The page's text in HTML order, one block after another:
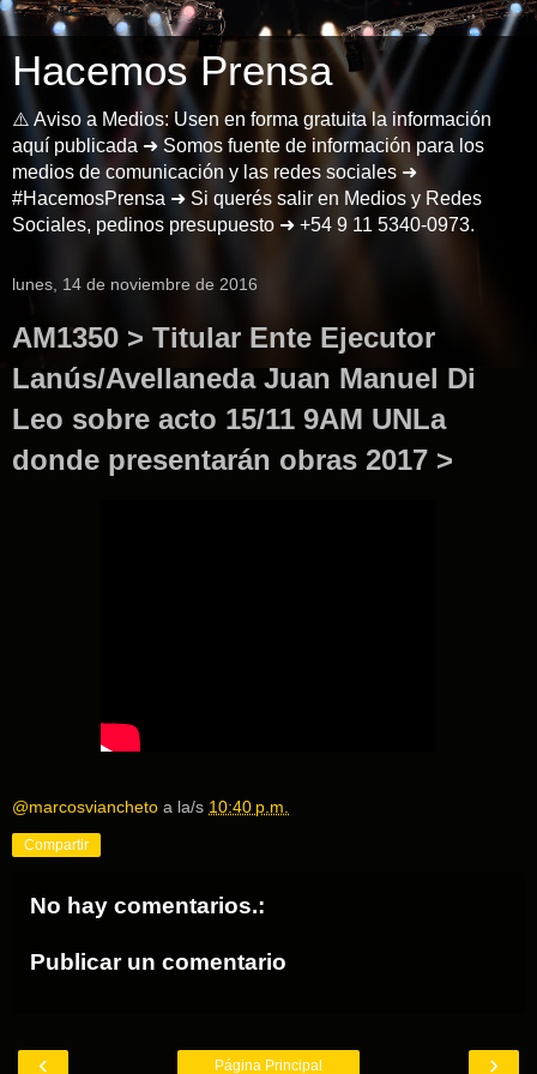
Hacemos Prensa
⚠️ Aviso a Medios: Usen en forma gratuita la información
aquí publicada ➜ Somos fuente de información para los
medios de comunicación y las redes sociales ➜
#HacemosPrensa ➜ Si querés salir en Medios y Redes
Sociales, pedinos presupuesto ➜ +54 9 11 5340-0973.
lunes, 14 de noviembre de 2016
AM1350 > Titular Ente Ejecutor
Lanús/Avellaneda Juan Manuel Di
Leo sobre acto 15/11 9AM UNLa
donde presentarán obras 2017 >
@marcosviancheto a la/s 10:40 p.m.
Compartir
No hay comentarios.:
Publicar un comentario
‹ ›
Página Principal